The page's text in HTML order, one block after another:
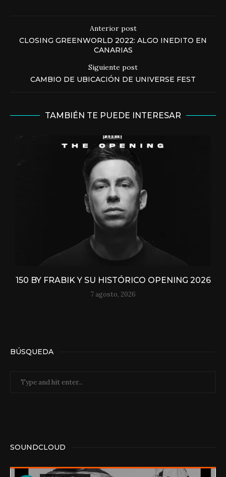
Anterior post
CLOSING GREENWORLD 2022: ALGO INEDITO EN
CANARIAS
Siguiente post
CAMBIO DE UBICACIÓN DE UNIVERSE FEST
TAMBIÉN TE PUEDE INTERESAR
150 BY FRABIK Y SU HISTÓRICO OPENING 2026
7 agosto, 2026
BÚSQUEDA
SOUNDCLOUD